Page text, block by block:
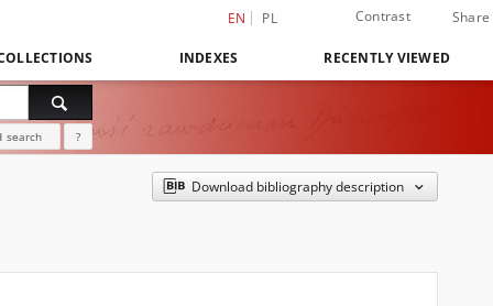
EN PL Contrast Share
INDEXES RECENTLY VIEWED
search ?
Download bibliography description